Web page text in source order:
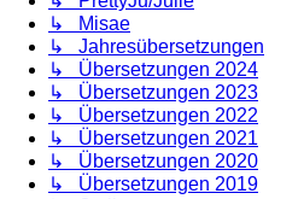
↳ Misae
↳ Jahresübersetzungen
↳ Übersetzungen 2024
↳ Übersetzungen 2023
↳ Übersetzungen 2022
↳ Übersetzungen 2021
↳ Übersetzungen 2020
↳ Übersetzungen 2019